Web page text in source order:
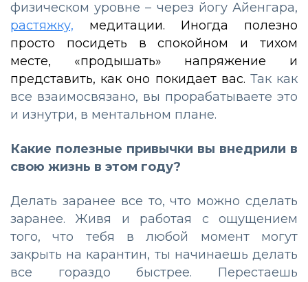
физическом уровне – через йогу Айенгара,
растяжку,
медитации. Иногда полезно
просто посидеть в спокойном и тихом
месте, «продышать» напряжение и
представить, как оно покидает вас. Так как
все взаимосвязано, вы прорабатываете это
и изнутри, в ментальном плане.
Какие полезные привычки вы внедрили в
свою жизнь в этом году?
Делать заранее все то, что можно сделать
заранее. Живя и работая с ощущением
того, что тебя в любой момент могут
закрыть на карантин, ты начинаешь делать
все гораздо быстрее. Перестаешь